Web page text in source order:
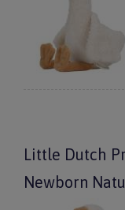
Little Dutch
Newborn